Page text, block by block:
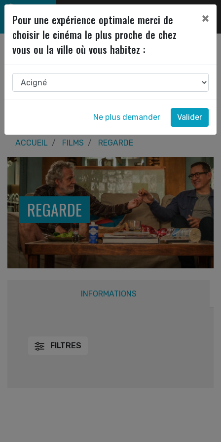
ACCUEIL FILMS REGARDE
REGARDE
INFORMATIONS
FILTRES
Pour une expérience optimale merci de
choisir le cinéma le plus proche de chez
vous ou la ville où vous habitez :
×
Ne plus demander Valider